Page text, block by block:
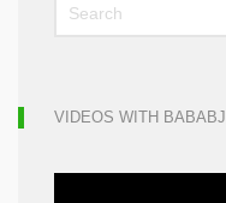
VIDEOS WITH BABABJI